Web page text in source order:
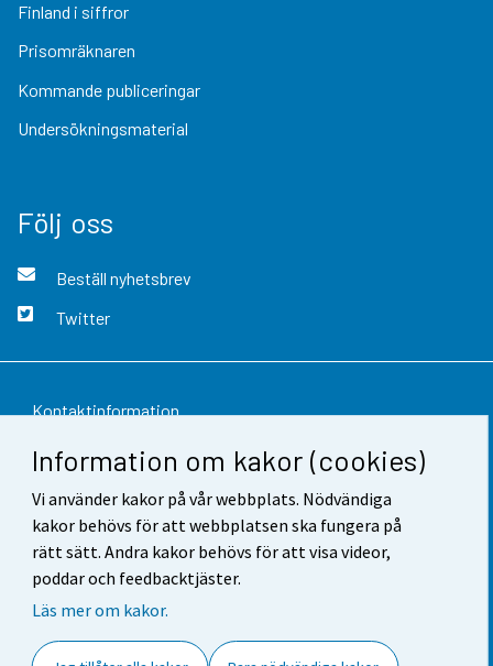
Information om kakor (cookies)
Vi använder kakor på vår webbplats. Nödvändiga
kakor behövs för att webbplatsen ska fungera på
rätt sätt. Andra kakor behövs för att visa videor,
poddar och feedbacktjäster.
Läs mer om kakor.
Finland i siffror
Prisomräknaren
Kommande publiceringar
Undersökningsmaterial
Följ oss
Beställ nyhetsbrev
Twitter
Kontaktinformation
Respons
Användarvillkor
Dataskydd
Tillgänglighet